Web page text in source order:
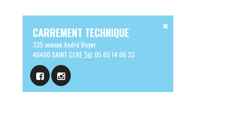
CARREMENT TECHNIQUE
335 avenue André Boyer
46400 SAINT CERETél:05 65 14 06 33